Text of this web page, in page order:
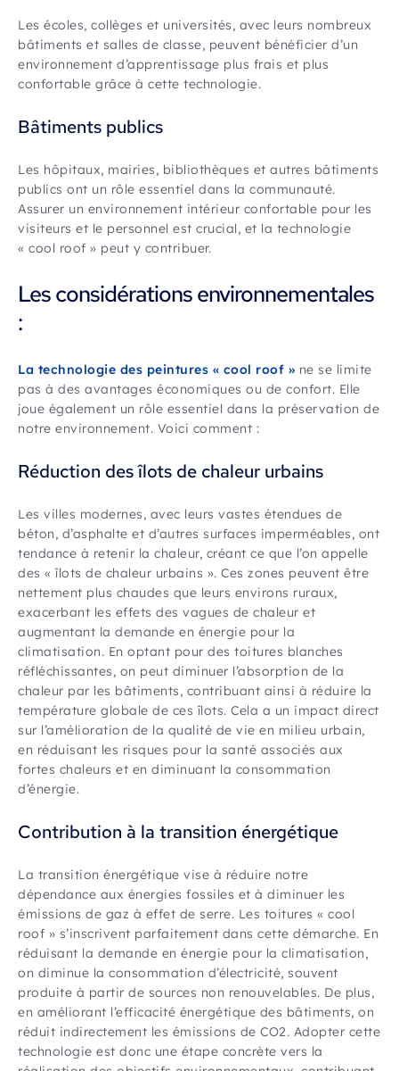
Les écoles, collèges et universités, avec leurs nombreux
bâtiments et salles de classe, peuvent bénéficier d’un
environnement d’apprentissage plus frais et plus
confortable grâce à cette technologie.
Bâtiments publics
Les hôpitaux, mairies, bibliothèques et autres bâtiments
publics ont un rôle essentiel dans la communauté.
Assurer un environnement intérieur confortable pour les
visiteurs et le personnel est crucial, et la technologie
« cool roof » peut y contribuer.
Les considérations environnementales
:
La technologie des peintures « cool roof » ne se limite
pas à des avantages économiques ou de confort. Elle
joue également un rôle essentiel dans la préservation de
notre environnement. Voici comment :
Réduction des îlots de chaleur urbains
Les villes modernes, avec leurs vastes étendues de
béton, d’asphalte et d’autres surfaces imperméables, ont
tendance à retenir la chaleur, créant ce que l’on appelle
des « îlots de chaleur urbains ». Ces zones peuvent être
nettement plus chaudes que leurs environs ruraux,
exacerbant les effets des vagues de chaleur et
augmentant la demande en énergie pour la
climatisation. En optant pour des toitures blanches
réfléchissantes, on peut diminuer l’absorption de la
chaleur par les bâtiments, contribuant ainsi à réduire la
température globale de ces îlots. Cela a un impact direct
sur l’amélioration de la qualité de vie en milieu urbain,
en réduisant les risques pour la santé associés aux
fortes chaleurs et en diminuant la consommation
d’énergie.
Contribution à la transition énergétique
La transition énergétique vise à réduire notre
dépendance aux énergies fossiles et à diminuer les
émissions de gaz à effet de serre. Les toitures « cool
roof » s’inscrivent parfaitement dans cette démarche. En
réduisant la demande en énergie pour la climatisation,
on diminue la consommation d’électricité, souvent
produite à partir de sources non renouvelables. De plus,
en améliorant l’efficacité énergétique des bâtiments, on
réduit indirectement les émissions de CO2. Adopter cette
technologie est donc une étape concrète vers la